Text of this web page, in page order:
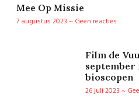
Mee Op Missie
7 augustus 2023
Geen reacties
Film de
september
bioscopen
26 juli 2023